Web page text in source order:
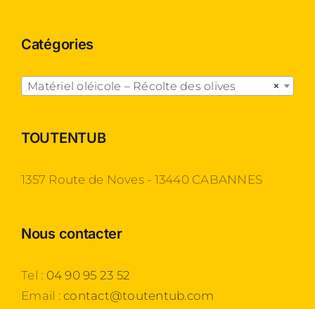
Catégories
×
Matériel oléicole – Récolte des olives
TOUTENTUB
1357 Route de Noves - 13440 CABANNES
Nous contacter
Tel : 04 90 95 23 52
Email :contact@toutentub.com